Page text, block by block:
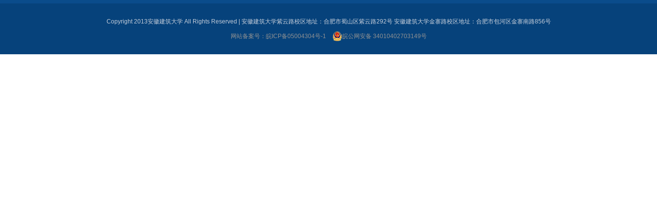
Copyright 2013安徽建筑大学 All Rights Reserved | 安徽建筑大学紫云路校区地址：合肥市蜀山区紫云路292号 安徽建筑大学金寨路校区地址：合肥市包河区金寨南路856号
网站备案号：皖ICP备05004304号-1 皖公网安备 34010402703149号